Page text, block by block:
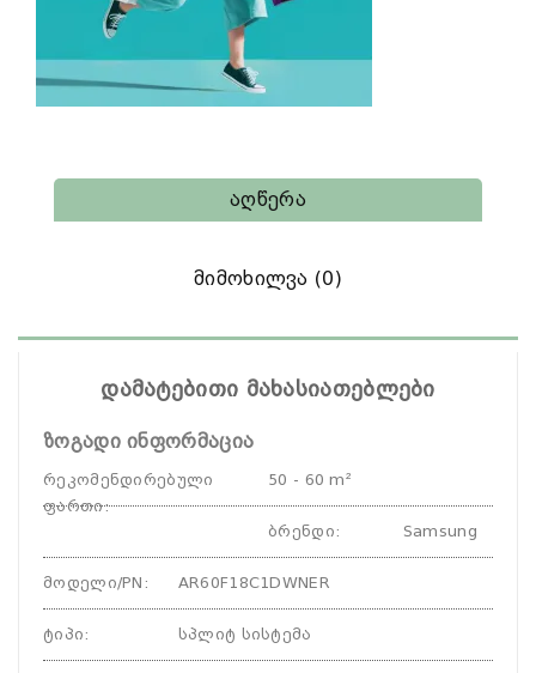
Აღწერა
Მიმოხილვა (0)
დამატებითი მახასიათებლები
ზოგადი ინფორმაცია
რეკომენდირებული
ფართი:
50 - 60 m²
ბრენდი: Samsung
მოდელი/PN : AR60F18C1DWNER
ტიპი: სპლიტ სისტემა